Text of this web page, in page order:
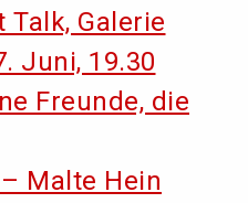
Galerie
Juni, 19.30
Freunde, die
Malte Hein